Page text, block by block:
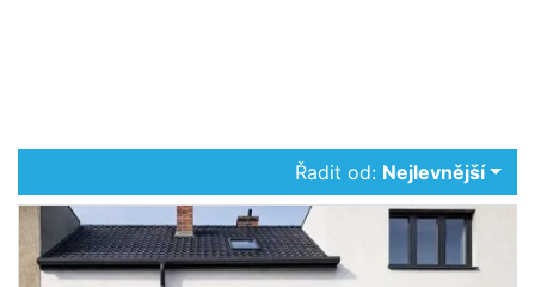
Řadit od: Nejlevnější